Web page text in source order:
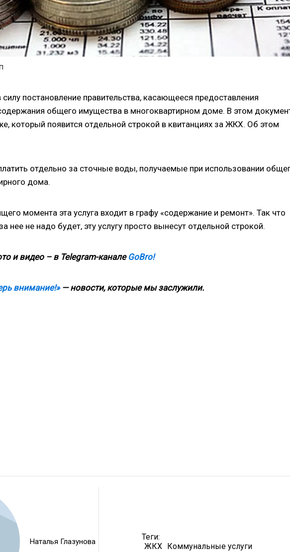
силу постановление правительства, касающееся предоставления
общего имущества в многоквартирном доме. В этом
который появится отдельной строкой в квитанциях за ЖКХ. Об этом
отдельно за сточные воды, получаемые при использовании
дома.
момента эта услуга входит в графу «содержание и ремонт». Так что
нее не надо будет, эту услугу просто вынесут отдельной строкой.
и видео – в Telegram-канале GoBro!
внимание!»— новости, которые мы заслужили.
Наталья Глазунова
Теги:
ЖКХ
Коммунальные услуги